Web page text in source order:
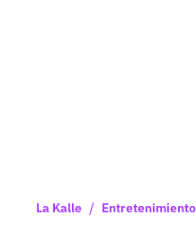
La Kalle / Entretenimiento